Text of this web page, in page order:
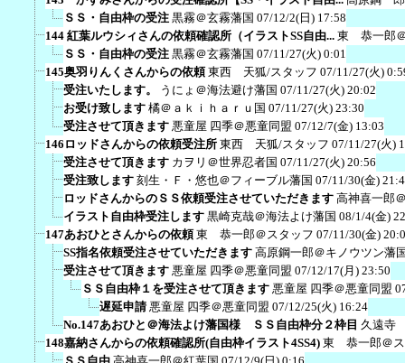
ＳＳ・自由枠の受注 黒霧＠玄霧藩国 07/12/2(日) 17:58
144 紅葉ルウシィさんの依頼確認所（イラストSS自由... 東 恭一郎
ＳＳ・自由枠の受注 黒霧＠玄霧藩国 07/11/27(火) 0:01
145奥羽りんくさんからの依頼 東西 天狐/スタッフ 07/11/27(火)
受注いたします。
うにょ＠海法避け藩国 07/11/27(火) 20:02
お受け致します 橘＠ａｋｉｈａｒｕ国 07/11/27(火) 23:30
受注させて頂きます 悪童屋 四季＠悪童同盟 07/12/7(金) 13:03
146ロッドさんからの依頼受注所 東西 天狐/スタッフ 07/11/27(火)
受注させて頂きます カヲリ＠世界忍者国 07/11/27(火) 20:56
受注致します 刻生・Ｆ・悠也＠フィーブル藩国 07/11/30(金)
ロッドさんからのＳＳ依頼受注させていただきます 高神喜一郎
イラスト自由枠受注します 黒崎克哉＠海法よけ藩国 08/1/4(金)
147あおひとさんからの依頼 東 恭一郎＠スタッフ 07/11/30(金)
SS指名依頼受注させていただきます 高原鋼一郎＠キノウツン藩
受注させて頂きます 悪童屋 四季＠悪童同盟 07/12/17(月) 23:50
ＳＳ自由枠１を受注させて頂きます 悪童屋 四季＠悪童同盟
遅延申請 悪童屋 四季＠悪童同盟 07/12/25(火) 16:24
No.147あおひと＠海法よけ藩国様 ＳＳ自由枠分２枠目 久遠寺
148嘉納さんからの依頼確認所(自由枠イラスト4SS4) 東 恭一郎＠